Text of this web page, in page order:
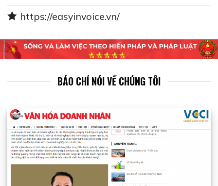
https://easyinvoice.vn/
BÁO CHÍ NÓI VỀ CHÚNG TÔI